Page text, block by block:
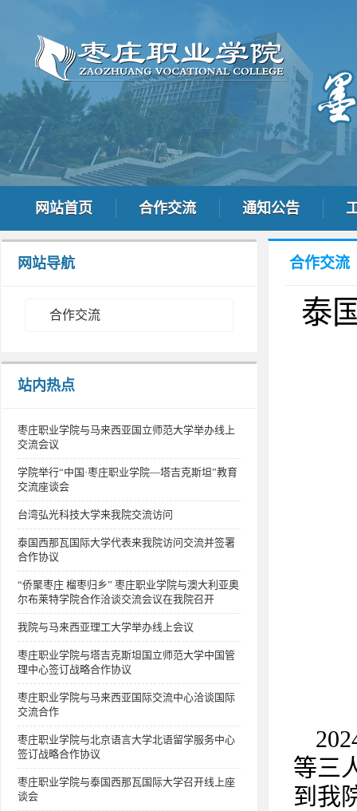
网站首页 合作交流 通知公告
网站导航
合作交流
站内热点
枣庄职业学院与马来西亚国立师范大学举办线上
交流会议
学院举行“中国·枣庄职业学院—塔吉克斯坦”教育
交流座谈会
台湾弘光科技大学来我院交流访问
泰国西那瓦国际大学代表来我院访问交流并签署
合作协议
“侨聚枣庄 榴枣归乡” 枣庄职业学院与澳大利亚奥
尔布莱特学院合作洽谈交流会议在我院召开
我院与马来西亚理工大学举办线上会议
枣庄职业学院与塔吉克斯坦国立师范大学中国管
理中心签订战略合作协议
枣庄职业学院与马来西亚国际交流中心洽谈国际
交流合作
枣庄职业学院与北京语言大学北语留学服务中心
签订战略合作协议
枣庄职业学院与泰国西那瓦国际大学召开线上座
谈会
合作交流
泰
等三
到我